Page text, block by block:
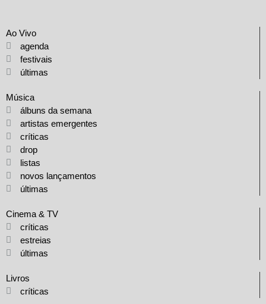
Ao Vivo
agenda
festivais
últimas
Música
álbuns da semana
artistas emergentes
críticas
drop
listas
novos lançamentos
últimas
Cinema & TV
críticas
estreias
últimas
Livros
críticas